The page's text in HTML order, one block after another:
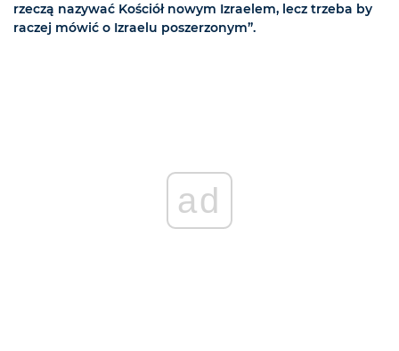
rzeczą nazywać Kościół nowym Izraelem, lecz trzeba by
raczej mówić o Izraelu poszerzonym”.
ad